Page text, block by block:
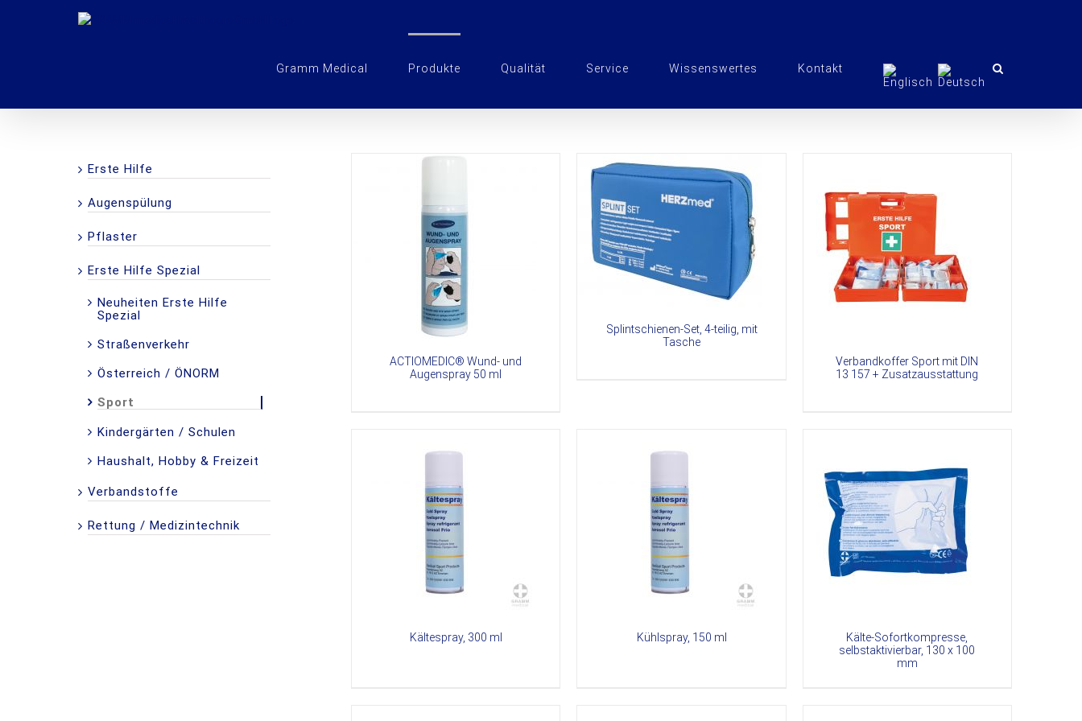
Gramm Medical Produkte Qualität Service Wissenswertes Kontakt
DETAILS
ACTIOMEDIC® Wund- und
Augenspray 50 ml
Splintschienen-Set, 4-teilig, mit
Tasche
Verbandkoffer Sport mit DIN
13 157 + Zusatzausstattung
DETAILS
Kältespray, 300 ml Kühlspray, 150 ml
Kälte-Sofortkompresse,
selbstaktivierbar, 130 x 100
mm
Erste Hilfe
Augenspülung
Pflaster
Erste Hilfe Spezial
Neuheiten Erste Hilfe
Spezial
Straßenverkehr
Österreich / ÖNORM
Sport
Kindergärten / Schulen
Haushalt, Hobby & Freizeit
Verbandstoffe
Rettung / Medizintechnik